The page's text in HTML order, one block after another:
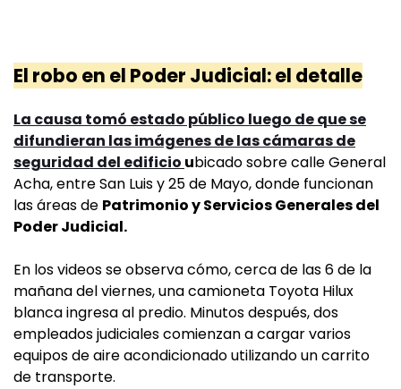
El robo en el Poder Judicial: el detalle
La causa tomó estado público luego de que se
difundieran las imágenes de las cámaras de
seguridad del edificio ubicado sobre calle General
Acha, entre San Luis y 25 de Mayo, donde funcionan
las áreas de Patrimonio y Servicios Generales del
Poder Judicial.
En los videos se observa cómo, cerca de las 6 de la
mañana del viernes, una camioneta Toyota Hilux
blanca ingresa al predio. Minutos después, dos
empleados judiciales comienzan a cargar varios
equipos de aire acondicionado utilizando un carrito
de transporte.